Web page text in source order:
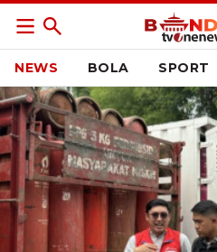
NEWS BOLA SPORT